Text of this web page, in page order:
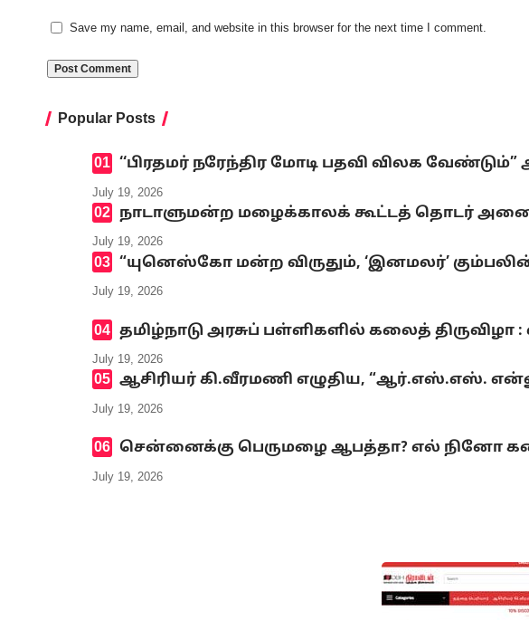
Save my name, email, and website in this browser for the next time I comment.
Popular Posts
‘‘பிரதமர் நரேந்திர மோடி பதவி விலக வேண்டும்”
July 19, 2026
நாடாளுமன்ற மழைக்காலக் கூட்டத் தொடர்
July 19, 2026
“யுனெஸ்கோ மன்ற விருதும், ‘இனமலர்’
July 19, 2026
தமிழ்நாடு அரசுப் பள்ளிகளில் கலைத்
July 19, 2026
ஆசிரியர் கி.வீரமணி எழுதிய, “ஆர்.எஸ்.எஸ்.
July 19, 2026
சென்னைக்கு பெருமழை ஆபத்தா? எல் நினோ
July 19, 2026